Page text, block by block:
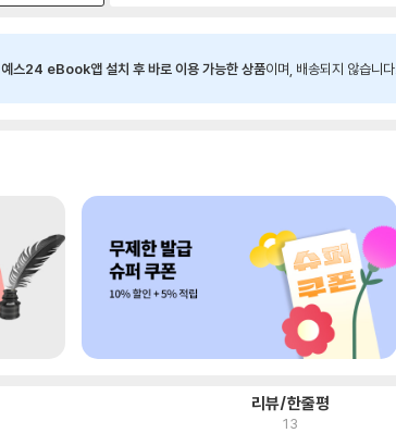
예스24 eBook앱 설치 후 바로 이용 가능한 상품이며, 배송되지 않습니다.
리뷰/한줄평
13